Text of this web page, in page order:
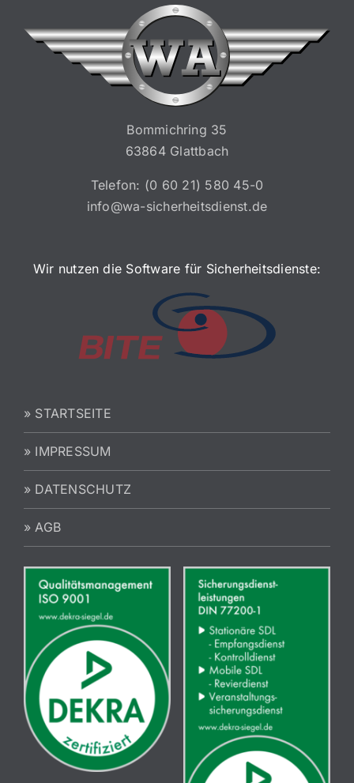
Bommichring 35
63864 Glattbach
Telefon: (0 60 21) 580 45-0
info@wa-sicherheitsdienst.de
Wir nutzen die Software für Sicherheitsdienste:
» STARTSEITE
» IMPRESSUM
» DATENSCHUTZ
» AGB